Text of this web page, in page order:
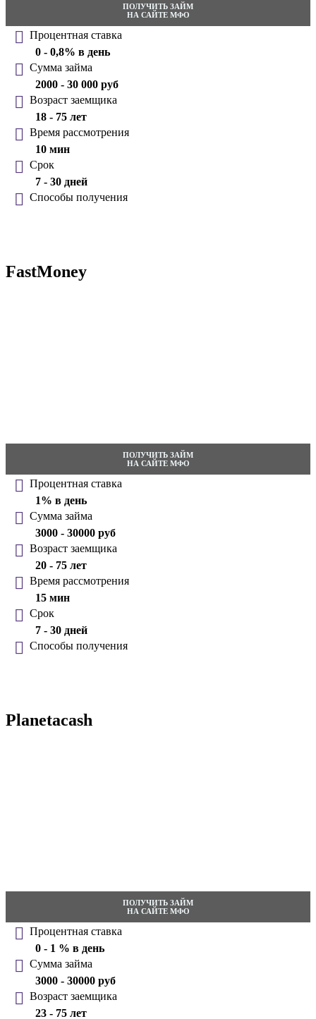
ПОЛУЧИТЬ ЗАЙМ
НА САЙТЕ МФО
Процентная ставка
0 - 0,8% в день
Сумма займа
2000 - 30 000 руб
Возраст заемщика
18 - 75 лет
Время рассмотрения
10 мин
Срок
7 - 30 дней
Способы получения
FastMoney
ПОЛУЧИТЬ ЗАЙМ
НА САЙТЕ МФО
Процентная ставка
1% в день
Сумма займа
3000 - 30000 руб
Возраст заемщика
20 - 75 лет
Время рассмотрения
15 мин
Срок
7 - 30 дней
Способы получения
Planetacash
ПОЛУЧИТЬ ЗАЙМ
НА САЙТЕ МФО
Процентная ставка
0 - 1 % в день
Сумма займа
3000 - 30000 руб
Возраст заемщика
23 - 75 лет